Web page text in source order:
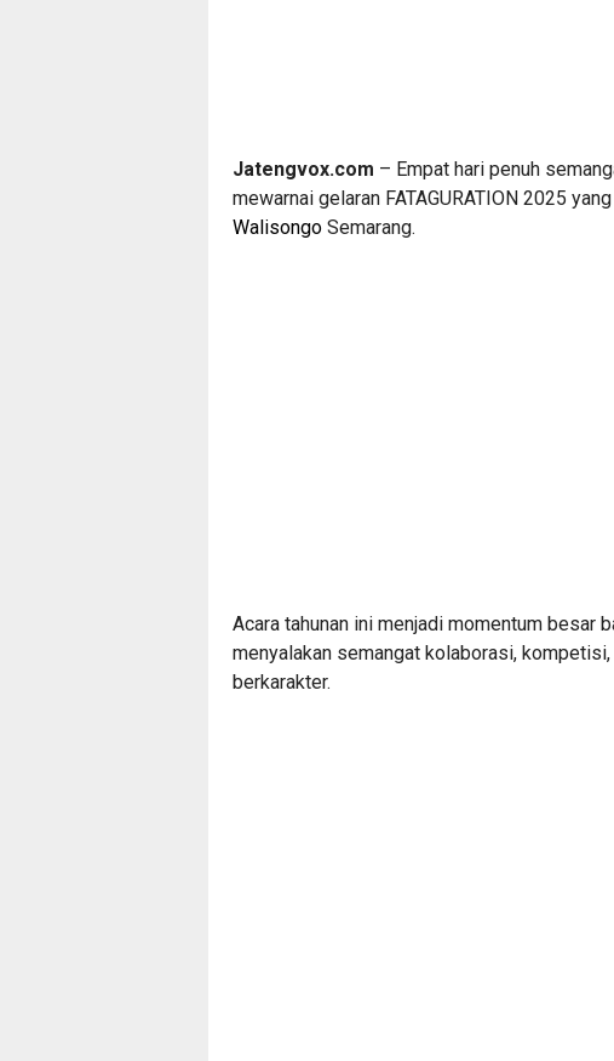
Jatengvox.com – Empat hari penuh
mewarnai gelaran FATAGURATION 2025
Walisongo Semarang.
Acara tahunan ini menjadi momentum besar
menyalakan semangat kolaborasi,
berkarakter.